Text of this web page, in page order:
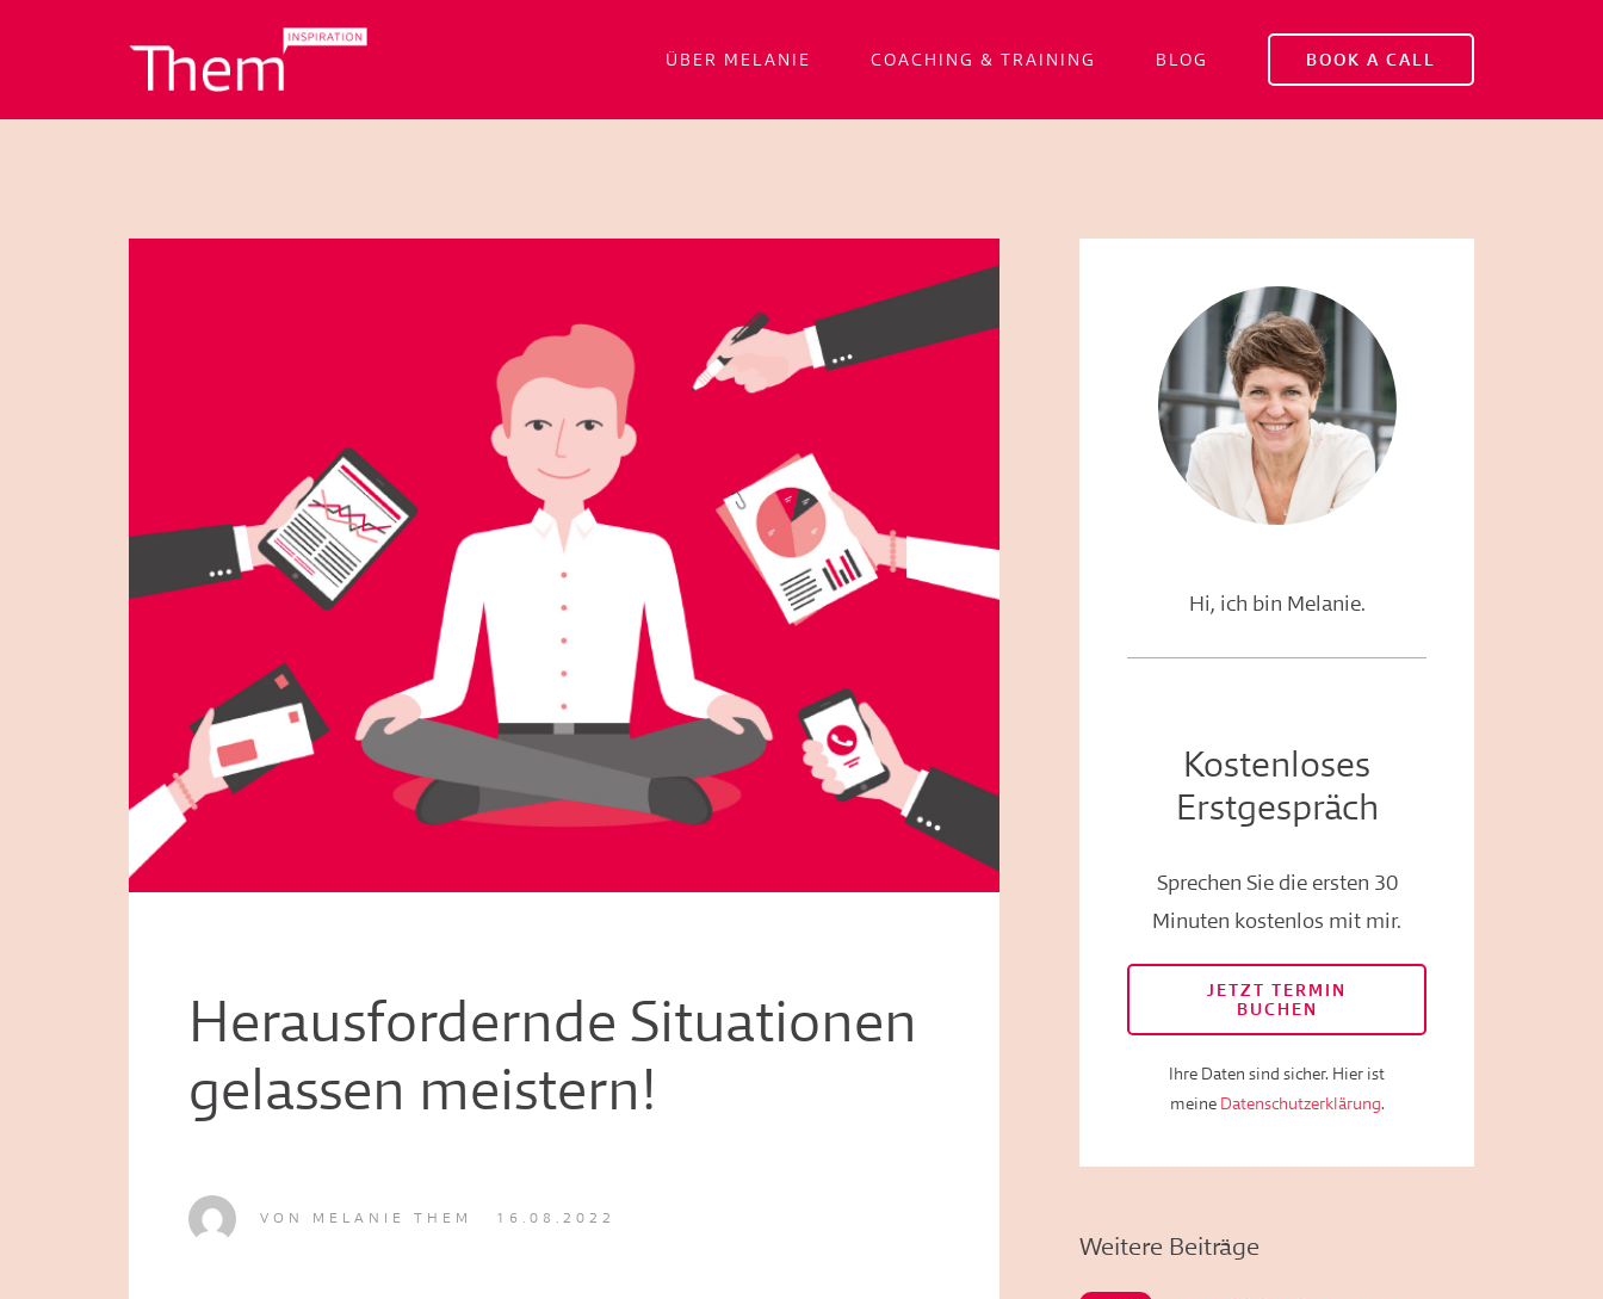
ÜBER MELANIE COACHING & TRAINING BLOG BOOK A CALL
Herausfordernde Situationen
gelassen meistern!
VON MELANIE THEM 16.08.2022
Hi, ich bin Melanie.
Kostenloses
Erstgespräch
Sprechen Sie die ersten 30
Minuten kostenlos mit mir.
JETZT TERMIN
BUCHEN
Ihre Daten sind sicher. Hier ist
meine Datenschutzerklärung.
Weitere Beiträge